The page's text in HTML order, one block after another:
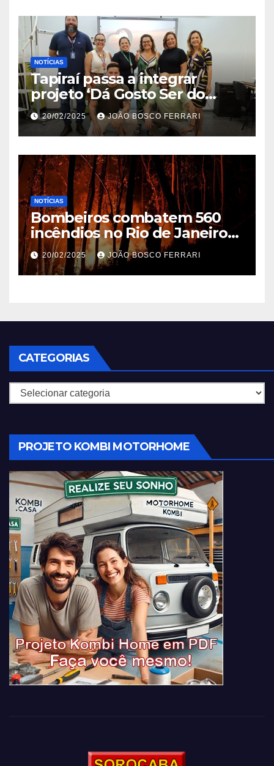
NOTÍCIAS
Tapiraí passa a integrar
projeto ‘Dá Gosto Ser do
Ribeira’ | ASN São Paulo
20/02/2025 JOÃO BOSCO FERRARI
NOTÍCIAS
Bombeiros combatem 560
incêndios no Rio de Janeiro
em 2025
20/02/2025 JOÃO BOSCO FERRARI
CATEGORIAS
Categorias
PROJETO KOMBI MOTORHOME